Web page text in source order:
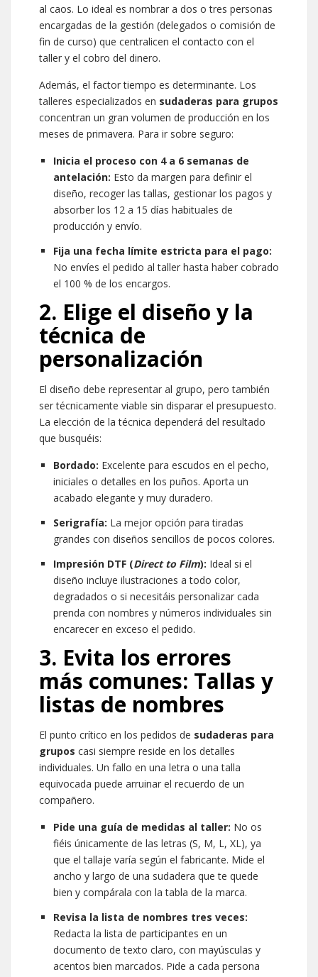
al caos. Lo ideal es nombrar a dos o tres personas
encargadas de la gestión (delegados o comisión de
fin de curso) que centralicen el contacto con el
taller y el cobro del dinero.
Además, el factor tiempo es determinante. Los
talleres especializados en sudaderas para grupos
concentran un gran volumen de producción en los
meses de primavera. Para ir sobre seguro:
Inicia el proceso con 4 a 6 semanas de
antelación: Esto da margen para definir el
diseño, recoger las tallas, gestionar los pagos y
absorber los 12 a 15 días habituales de
producción y envío.
Fija una fecha límite estricta para el pago:
No envíes el pedido al taller hasta haber cobrado
el 100 % de los encargos.
2. Elige el diseño y la
técnica de
personalización
El diseño debe representar al grupo, pero también
ser técnicamente viable sin disparar el presupuesto.
La elección de la técnica dependerá del resultado
que busquéis:
Bordado: Excelente para escudos en el pecho,
iniciales o detalles en los puños. Aporta un
acabado elegante y muy duradero.
Serigrafía: La mejor opción para tiradas
grandes con diseños sencillos de pocos colores.
Impresión DTF (Direct to Film): Ideal si el
diseño incluye ilustraciones a todo color,
degradados o si necesitáis personalizar cada
prenda con nombres y números individuales sin
encarecer en exceso el pedido.
3. Evita los errores
más comunes: Tallas y
listas de nombres
El punto crítico en los pedidos de sudaderas para
grupos casi siempre reside en los detalles
individuales. Un fallo en una letra o una talla
equivocada puede arruinar el recuerdo de un
compañero.
Pide una guía de medidas al taller: No os
fiéis únicamente de las letras (S, M, L, XL), ya
que el tallaje varía según el fabricante. Mide el
ancho y largo de una sudadera que te quede
bien y compárala con la tabla de la marca.
Revisa la lista de nombres tres veces:
Redacta la lista de participantes en un
documento de texto claro, con mayúsculas y
acentos bien marcados. Pide a cada persona